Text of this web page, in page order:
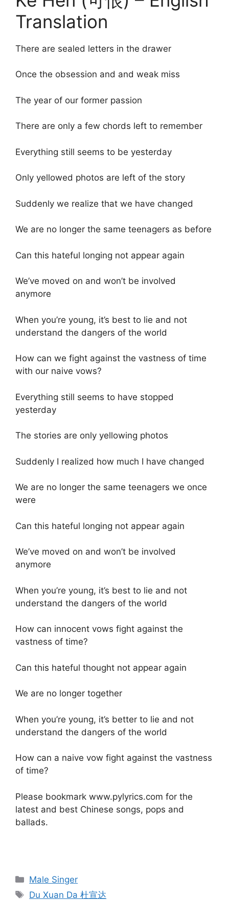
Translation
There are sealed letters in the drawer
Once the obsession and and weak miss
The year of our former passion
There are only a few chords left to remember
Everything still seems to be yesterday
Only yellowed photos are left of the story
Suddenly we realize that we have changed
We are no longer the same teenagers as before
Can this hateful longing not appear again
We’ve moved on and won’t be involved
anymore
When you’re young, it’s best to lie and not
understand the dangers of the world
How can we fight against the vastness of time
with our naive vows?
Everything still seems to have stopped
yesterday
The stories are only yellowing photos
Suddenly I realized how much I have changed
We are no longer the same teenagers we once
were
Can this hateful longing not appear again
We’ve moved on and won’t be involved
anymore
When you’re young, it’s best to lie and not
understand the dangers of the world
How can innocent vows fight against the
vastness of time?
Can this hateful thought not appear again
We are no longer together
When you’re young, it’s better to lie and not
understand the dangers of the world
How can a naive vow fight against the vastness
of time?
Please bookmark www.pylyrics.com for the
latest and best Chinese songs, pops and
ballads.
Categories
Male Singer
Tags
Du Xuan Da 杜宣达